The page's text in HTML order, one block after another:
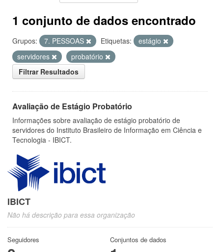
1 conjunto de dados encontrado
Grupos: 7. PESSOAS Etiquetas:
estágio
servidores
probatório
Filtrar Resultados
Avaliação de Estágio Probatório
Informações sobre avaliação de estágio probatório de
servidores do Instituto Brasileiro de Informação em Ciência e
Tecnologia - IBICT.
IBICT
Não há descrição para essa organização
Seguidores Conjuntos de dados